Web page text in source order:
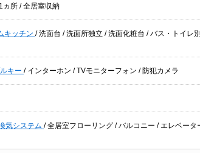
ヵ所 /全居室収納
キッチン /洗面台 /洗面所独立 /洗面化粧台 /バス・トイレ別
キー / インターホン /TVモニターフォン / 防犯カメラ
気システム /全居室フローリング /バルコニー / エレベータ